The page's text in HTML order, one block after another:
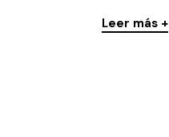
Leer más +